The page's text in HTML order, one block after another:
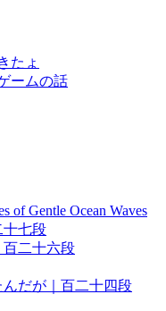
たょ
ームの話
of Gentle Ocean Waves
十七段
二十六段
だが｜百二十四段